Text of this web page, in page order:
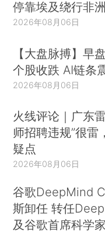
停靠埃及绕行非洲
2026年08月06日
【大盘脉搏】早
个股收跌 AI链条
2026年08月06日
火线评论｜广东
师招聘违规”很雷
疑点
2026年08月06日
谷歌DeepMind
斯卸任 转任
及谷歌首席科学家